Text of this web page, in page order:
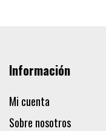
Información
Mi cuenta
Sobre nosotros